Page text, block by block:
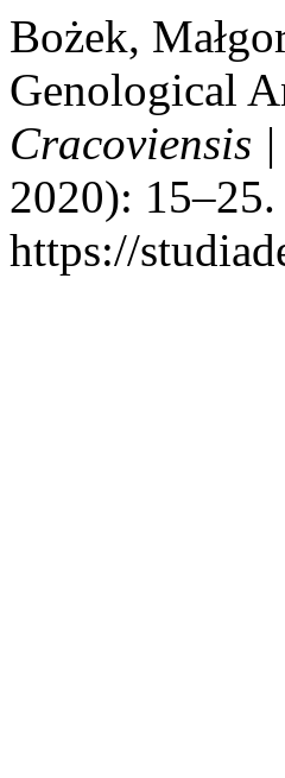
Bożek,
Genological
Cracoviensis
2020):
https://